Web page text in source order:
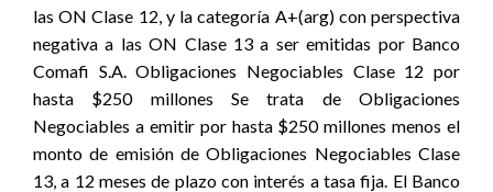
las ON Clase 12, y la categoría A+(arg) con perspectiva
negativa a las ON Clase 13 a ser emitidas por Banco
Comafi S.A. Obligaciones Negociables Clase 12 por
hasta $250 millones Se trata de Obligaciones
Negociables a emitir por hasta $250 millones menos el
monto de emisión de Obligaciones Negociables Clase
13, a 12 meses de plazo con interés a tasa fija. El Banco